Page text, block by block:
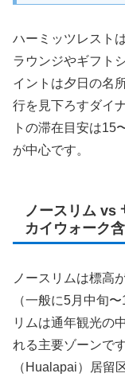
ハーミッツレスト
ラウンジやギフト
イントは夕日の名
行を見下ろすダイ
トの滞在目安は15
が中心です。
ノースリム vs
カイウォーク含
ノースリムは標高
（一般に5月中旬
リムは通年観光の
れる主要ゾーンで
（Hualapai）居留